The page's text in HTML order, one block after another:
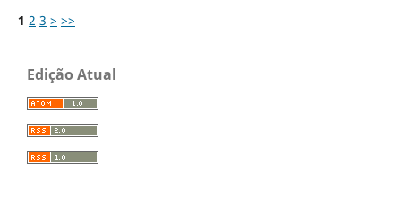
1 2 3 > >>
Edição Atual